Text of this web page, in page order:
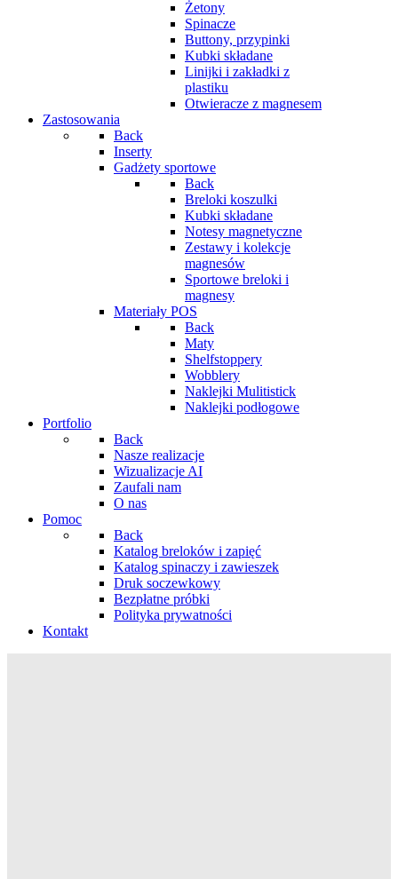
Żetony
Spinacze
Buttony, przypinki
Kubki składane
Linijki i zakładki z
plastiku
Otwieracze z magnesem
Zastosowania
Back
Inserty
Gadżety sportowe
Back
Breloki koszulki
Kubki składane
Notesy magnetyczne
Zestawy i kolekcje
magnesów
Sportowe breloki i
magnesy
Materiały POS
Back
Maty
Shelfstoppery
Wobblery
Naklejki Mulitistick
Naklejki podłogowe
Portfolio
Back
Nasze realizacje
Wizualizacje AI
Zaufali nam
O nas
Pomoc
Back
Katalog breloków i zapięć
Katalog spinaczy i zawieszek
Druk soczewkowy
Bezpłatne próbki
Polityka prywatności
Kontakt